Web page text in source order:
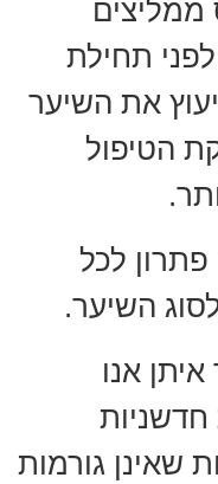
לפני תחילת
את השיער
הטיפול
פתרון לכל
השיער.
אנו
שאינן גורמות